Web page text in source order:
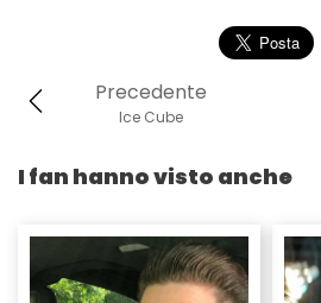
Precedente
Ice Cube
I fan hanno visto anche